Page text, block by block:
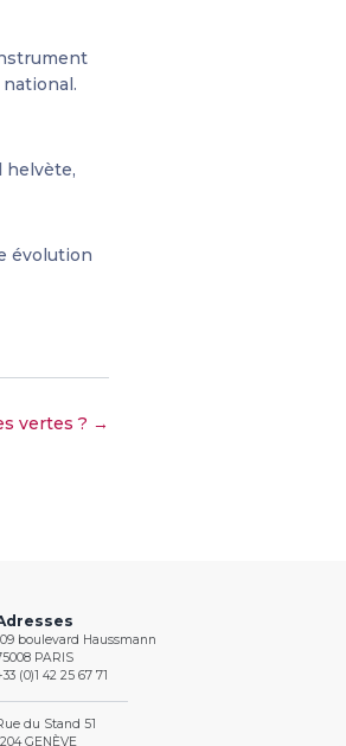
helvète,
évolution
vertes ? →
boulevard Haussmann
PARIS
(0)1 42 25 67 71
du Stand 51
GENÈVE